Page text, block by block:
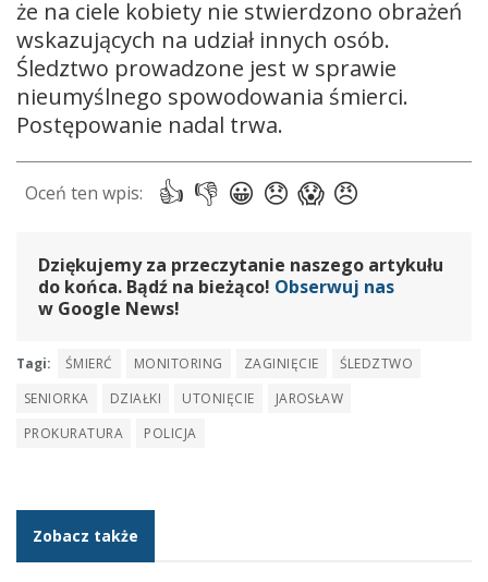
że na ciele kobiety nie stwierdzono obrażeń
wskazujących na udział innych osób.
Śledztwo prowadzone jest w sprawie
nieumyślnego spowodowania śmierci.
Postępowanie nadal trwa.
Dziękujemy za przeczytanie naszego artykułu
do końca. Bądź na bieżąco! Obserwuj nas
w Google News!
Tagi: ŚMIERĆ MONITORING ZAGINIĘCIE
ŚLEDZTWO
SENIORKA
DZIAŁKI UTONIĘCIE
JAROSŁAW
PROKURATURA
POLICJA
Zobacz także